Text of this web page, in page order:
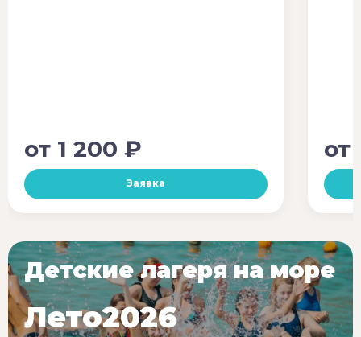
от 1 200 ₽
Заявка
от
Детские лагеря на море
Лето2026